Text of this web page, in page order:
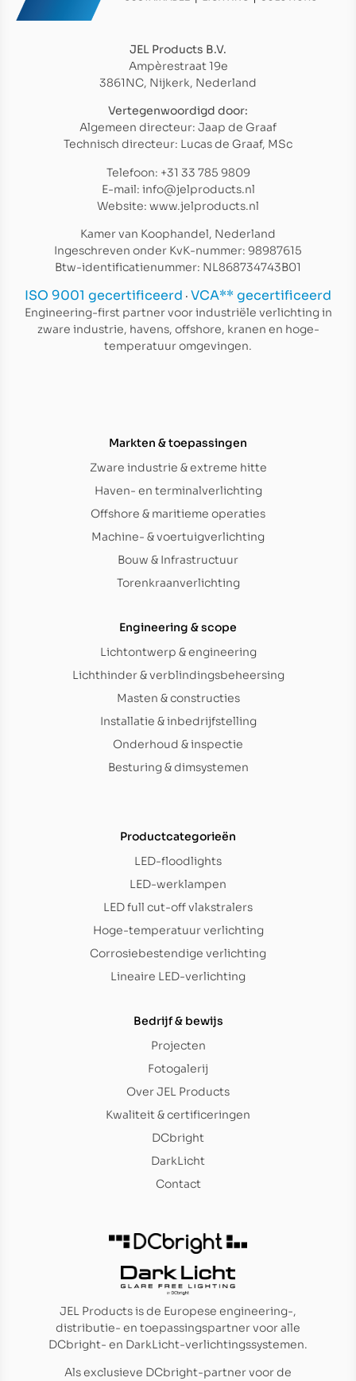
JEL Products B.V.
Ampèrestraat 19e
3861NC, Nijkerk, Nederland
Vertegenwoordigd door:
Algemeen directeur: Jaap de Graaf
Technisch directeur: Lucas de Graaf, MSc
Telefoon: +31 33 785 9809
E-mail: info@jelproducts.nl
Website: www.jelproducts.nl
Kamer van Koophandel, Nederland
Ingeschreven onder KvK-nummer: 98987615
Btw-identificatienummer: NL868734743B01
ISO 9001 gecertificeerd · VCA** gecertificeerd
Engineering-first partner voor industriële verlichting in
zware industrie, havens, offshore, kranen en hoge-
temperatuur omgevingen.
Markten & toepassingen
Zware industrie & extreme hitte
Haven- en terminalverlichting
Offshore & maritieme operaties
Machine- & voertuigverlichting
Bouw & Infrastructuur
Torenkraanverlichting
Engineering & scope
Lichtontwerp & engineering
Lichthinder & verblindingsbeheersing
Masten & constructies
Installatie & inbedrijfstelling
Onderhoud & inspectie
Besturing & dimsystemen
Productcategorieën
LED-floodlights
LED-werklampen
LED full cut-off vlakstralers
Hoge-temperatuur verlichting
Corrosiebestendige verlichting
Lineaire LED-verlichting
Bedrijf & bewijs
Projecten
Fotogalerij
Over JEL Products
Kwaliteit & certificeringen
DCbright
DarkLicht
Contact
JEL Products is de Europese engineering-,
distributie- en toepassingspartner voor alle
DCbright- en DarkLicht-verlichtingssystemen.
Als exclusieve DCbright-partner voor de